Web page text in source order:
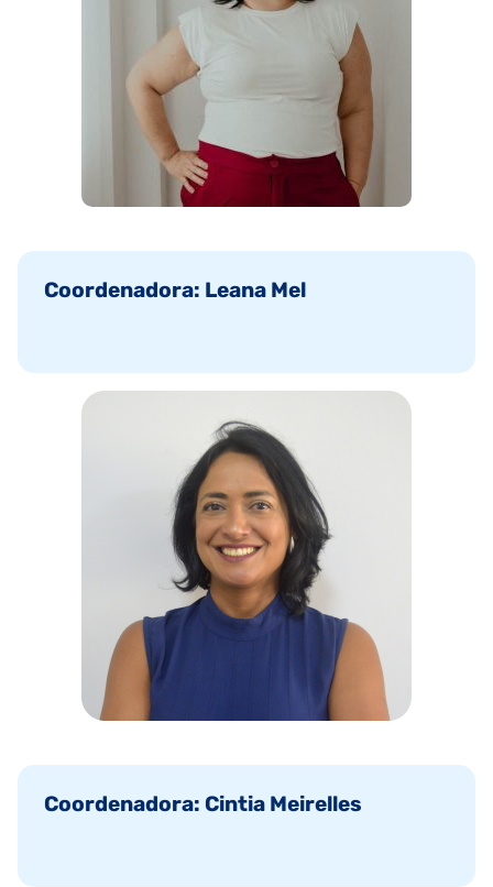
Coordenadora: Leana Mel
Coordenadora: Cintia Meirelles